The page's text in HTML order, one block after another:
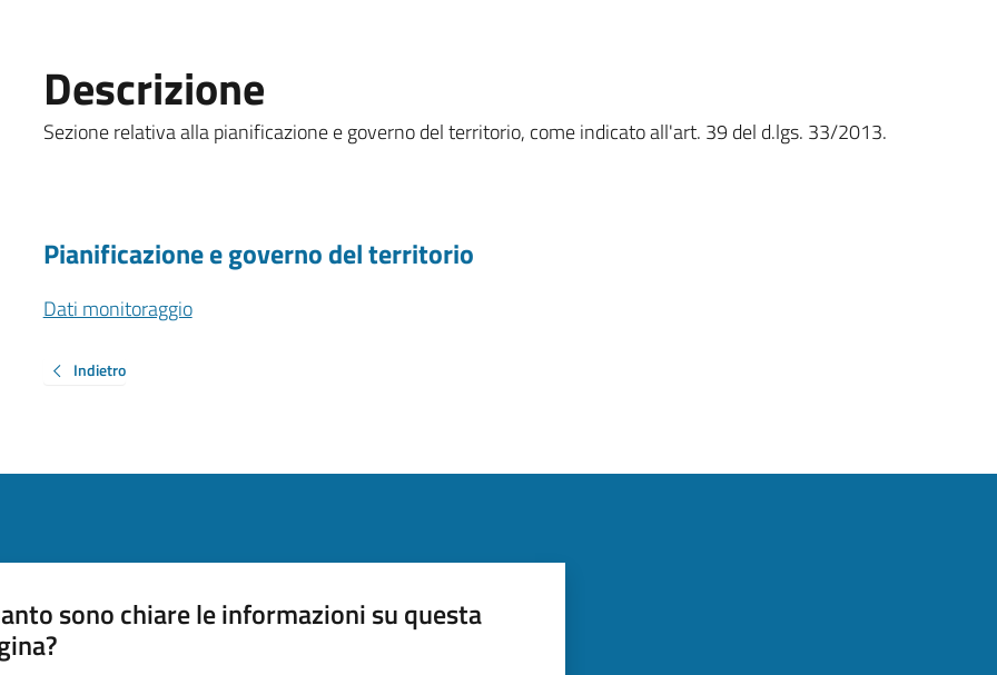
Descrizione
Sezione relativa alla pianificazione e governo del territorio, come indicato all'art. 39 del d.lgs. 33/2013.
Pianificazione e governo del territorio
Dati monitoraggio
Indietro
sono chiare le informazioni su questa